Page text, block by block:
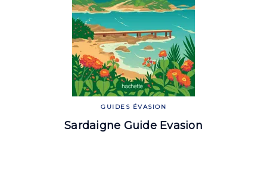
GUIDES ÉVASION
Sardaigne Guide Evasion